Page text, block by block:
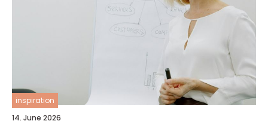
inspiration
14. June 2026